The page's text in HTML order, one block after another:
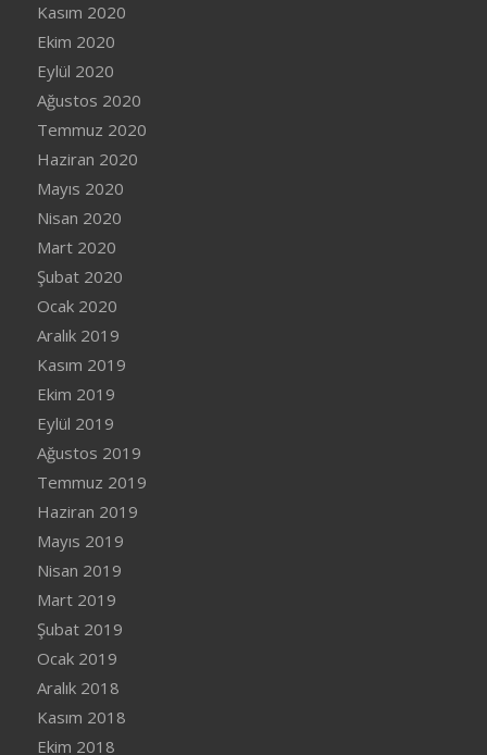
Kasım 2020
Ekim 2020
Eylül 2020
Ağustos 2020
Temmuz 2020
Haziran 2020
Mayıs 2020
Nisan 2020
Mart 2020
Şubat 2020
Ocak 2020
Aralık 2019
Kasım 2019
Ekim 2019
Eylül 2019
Ağustos 2019
Temmuz 2019
Haziran 2019
Mayıs 2019
Nisan 2019
Mart 2019
Şubat 2019
Ocak 2019
Aralık 2018
Kasım 2018
Ekim 2018